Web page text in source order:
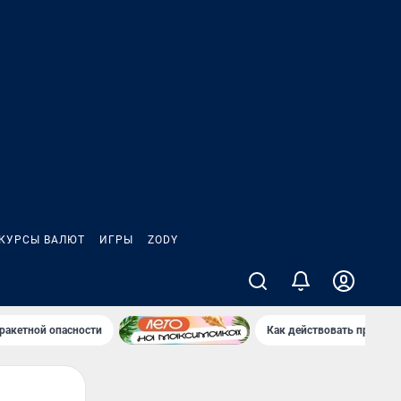
ВАЛЮТ ИГРЫ ZODY
опасности Как действовать при